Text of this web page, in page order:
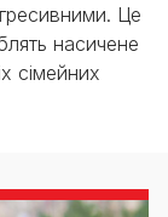
Це
насичене
сімейних